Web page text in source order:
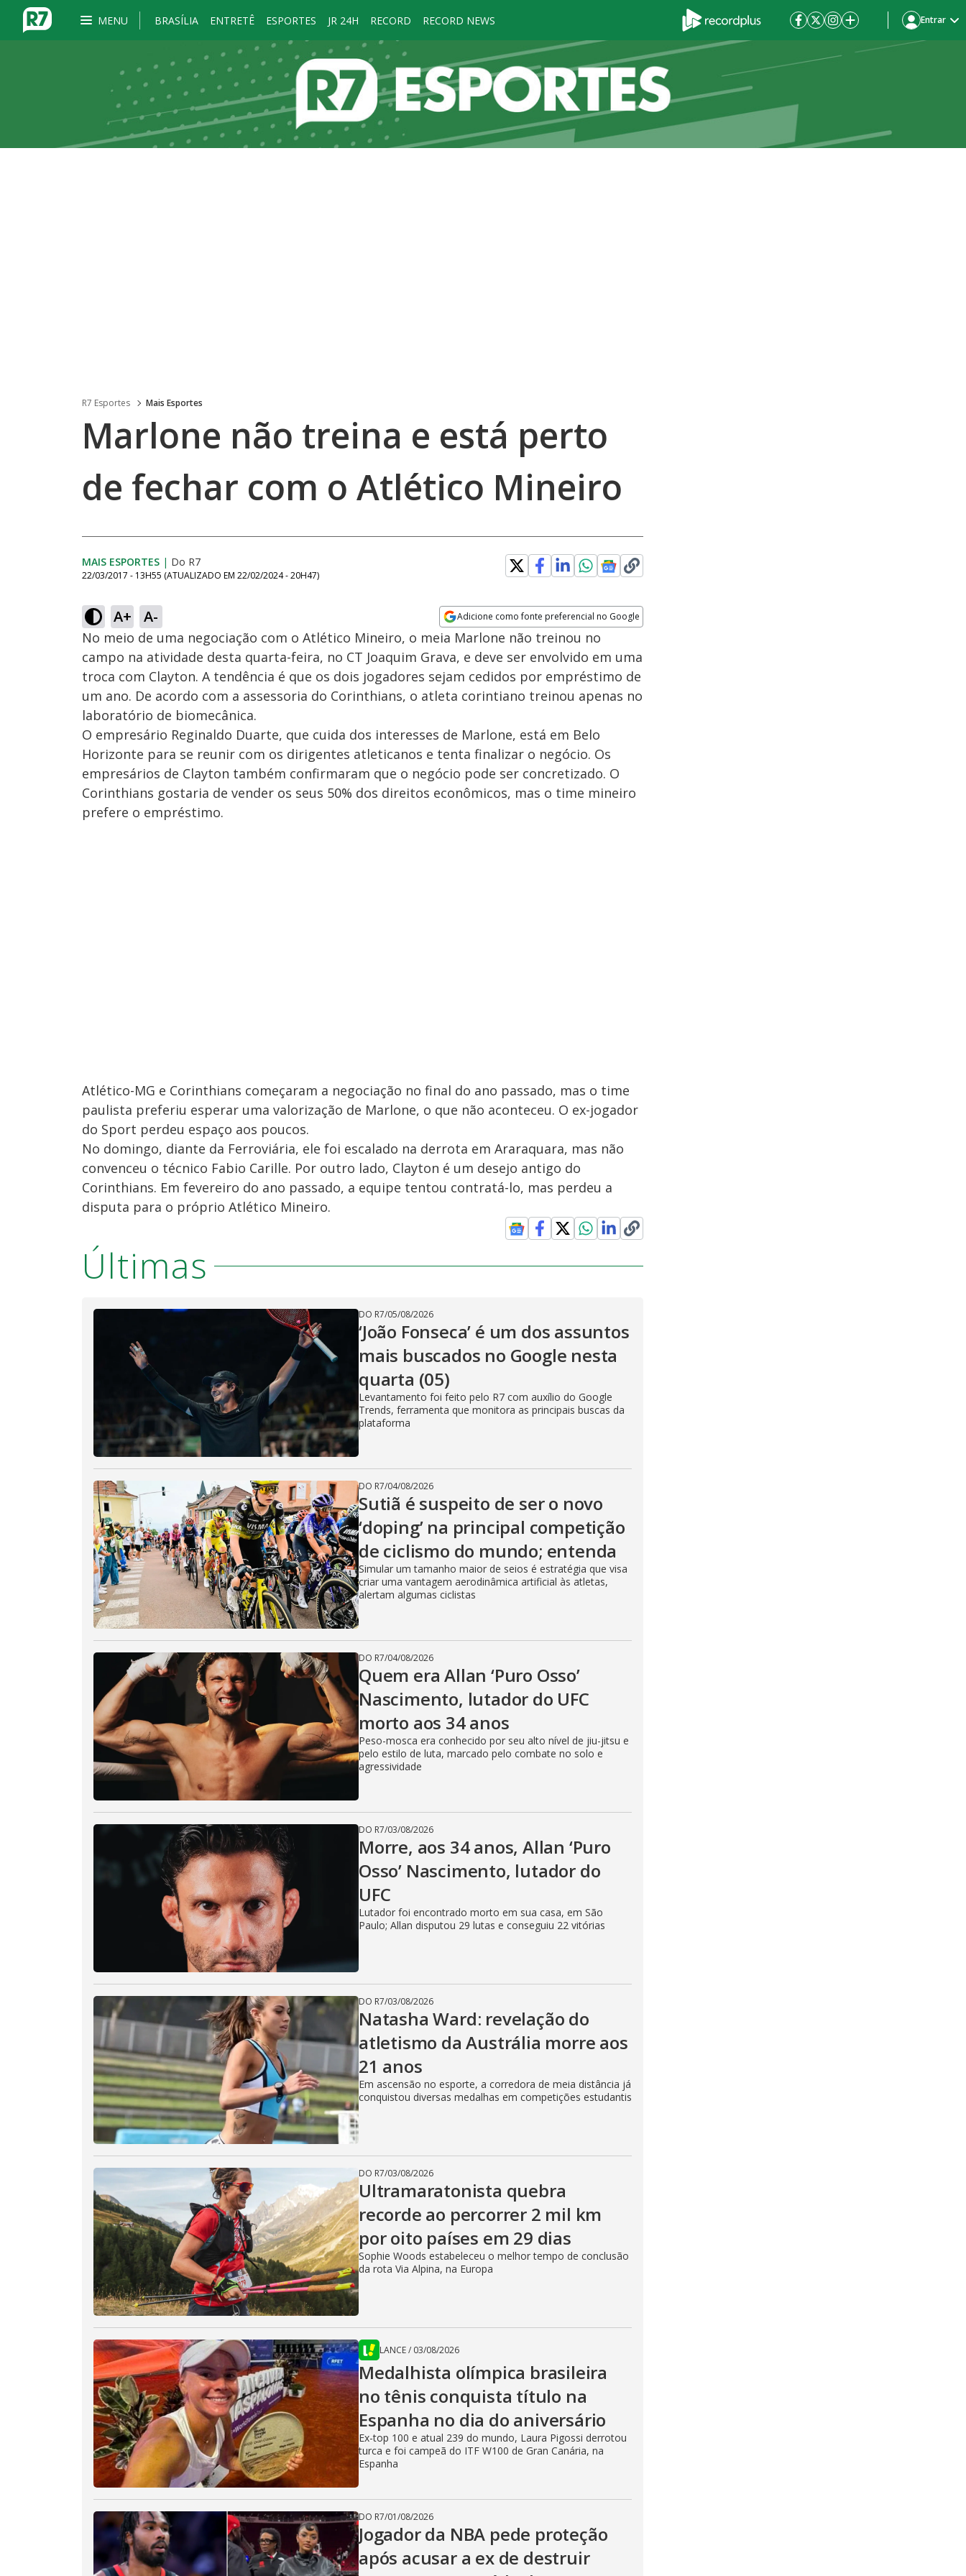
MENU BRASÍLIA ENTRETÊ ESPORTES JR 24H RECORD RECORD NEWS Entrar
R7 Esportes Mais Esportes
Marlone não treina e está perto
de fechar com o Atlético Mineiro
MAIS ESPORTES | Do R7
22/03/2017 - 13H55 (ATUALIZADO EM 22/02/2024 - 20H47)
A+ A- Adicione como fonte preferencial no Google
Opens in new window
No meio de uma negociação com o Atlético Mineiro, o meia Marlone não treinou no
campo na atividade desta quarta-feira, no CT Joaquim Grava, e deve ser envolvido em uma
troca com Clayton. A tendência é que os dois jogadores sejam cedidos por empréstimo de
um ano. De acordo com a assessoria do Corinthians, o atleta corintiano treinou apenas no
laboratório de biomecânica.
O empresário Reginaldo Duarte, que cuida dos interesses de Marlone, está em Belo
Horizonte para se reunir com os dirigentes atleticanos e tenta finalizar o negócio. Os
empresários de Clayton também confirmaram que o negócio pode ser concretizado. O
Corinthians gostaria de vender os seus 50% dos direitos econômicos, mas o time mineiro
prefere o empréstimo.
Atlético-MG e Corinthians começaram a negociação no final do ano passado, mas o time
paulista preferiu esperar uma valorização de Marlone, o que não aconteceu. O ex-jogador
do Sport perdeu espaço aos poucos.
No domingo, diante da Ferroviária, ele foi escalado na derrota em Araraquara, mas não
convenceu o técnico Fabio Carille. Por outro lado, Clayton é um desejo antigo do
Corinthians. Em fevereiro do ano passado, a equipe tentou contratá-lo, mas perdeu a
disputa para o próprio Atlético Mineiro.
Últimas
DO R7/05/08/2026
‘João Fonseca’ é um dos assuntos
mais buscados no Google nesta
quarta (05)
Levantamento foi feito pelo R7 com auxílio do Google
Trends, ferramenta que monitora as principais buscas da
plataforma
DO R7/04/08/2026
Sutiã é suspeito de ser o novo
‘doping’ na principal competição
de ciclismo do mundo; entenda
Simular um tamanho maior de seios é estratégia que visa
criar uma vantagem aerodinâmica artificial às atletas,
alertam algumas ciclistas
DO R7/04/08/2026
Quem era Allan ‘Puro Osso’
Nascimento, lutador do UFC
morto aos 34 anos
Peso-mosca era conhecido por seu alto nível de jiu-jitsu e
pelo estilo de luta, marcado pelo combate no solo e
agressividade
DO R7/03/08/2026
Morre, aos 34 anos, Allan ‘Puro
Osso’ Nascimento, lutador do
UFC
Lutador foi encontrado morto em sua casa, em São
Paulo; Allan disputou 29 lutas e conseguiu 22 vitórias
DO R7/03/08/2026
Natasha Ward: revelação do
atletismo da Austrália morre aos
21 anos
Em ascensão no esporte, a corredora de meia distância já
conquistou diversas medalhas em competições estudantis
DO R7/03/08/2026
Ultramaratonista quebra
recorde ao percorrer 2 mil km
por oito países em 29 dias
Sophie Woods estabeleceu o melhor tempo de conclusão
da rota Via Alpina, na Europa
LANCE/ 03/08/2026
Medalhista olímpica brasileira
no tênis conquista título na
Espanha no dia do aniversário
Ex-top 100 e atual 239 do mundo, Laura Pigossi derrotou
turca e foi campeã do ITF W100 de Gran Canária, na
Espanha
DO R7/01/08/2026
Jogador da NBA pede proteção
após acusar a ex de destruir